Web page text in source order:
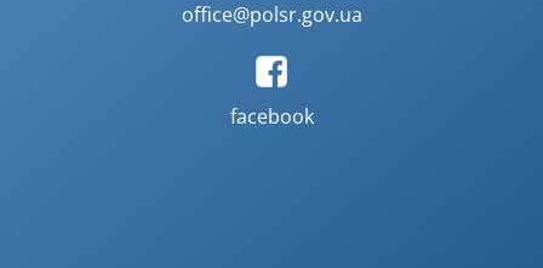
office@polsr.gov.ua
facebook